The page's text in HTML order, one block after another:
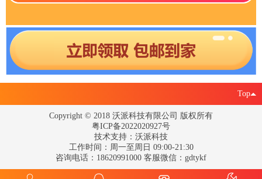
Top
Copyright © 2018 沃派科技有限公司 版权所有
粤ICP备2022020927号
技术支持：沃派科技
工作时间：周一至周日 09:00-21:30
咨询电话：18620991000 客服微信：gdtykf